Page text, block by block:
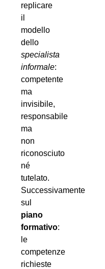
replicare
il
modello
dello
specialista
informale:
competente
ma
invisibile,
responsabile
ma
non
riconosciuto
né
tutelato.
Successivamente
sul
piano
formativo:
le
competenze
richieste